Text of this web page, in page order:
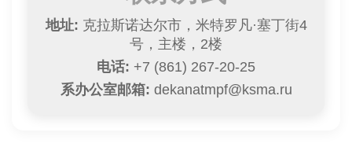
地址: 克拉斯诺达尔市，米特罗凡·塞丁街4
号，主楼，2楼
电话: +7 (861) 267-20-25
系办公室邮箱: dekanatmpf@ksma.ru